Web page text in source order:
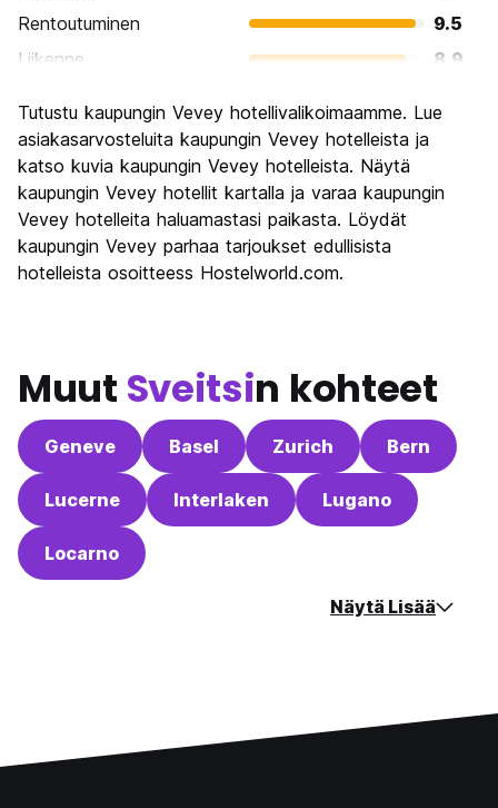
Rentoutuminen
9.5
Liikenne
8.9
Kulttuuri
Yöelämä
Rahanarvoinen
6.7
Tutustu kaupungin Vevey hotellivalikoimaamme. Lue
asiakasarvosteluita kaupungin Vevey hotelleista ja
katso kuvia kaupungin Vevey hotelleista. Näytä
kaupungin Vevey hotellit kartalla ja varaa kaupungin
Vevey hotelleita haluamastasi paikasta. Löydät
kaupungin Vevey parhaa tarjoukset edullisista
hotelleista osoitteess Hostelworld.com.
Muut Sveitsin kohteet
Geneve Basel Zurich Bern
Lucerne Interlaken Lugano
Locarno
Näytä Lisää